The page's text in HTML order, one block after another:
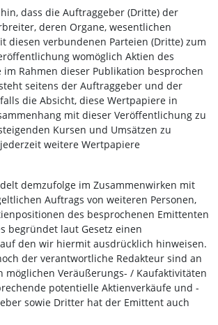
dass die Auftraggeber (Dritte) der
deren Organe, wesentlichen
diesen verbundenen Parteien (Dritte) zum
womöglich Aktien des
im Rahmen dieser Publikation besprochen
seitens der Auftraggeber und der
die Absicht, diese Wertpapiere in
mit dieser Veröffentlichung zu
Kursen und Umsätzen zu
weitere Wertpapiere
demzufolge im Zusammenwirken mit
Auftrags von weiteren Personen,
des besprochenen Emittenten
begründet laut Gesetz einen
den wir hiermit ausdrücklich hinweisen.
der verantwortliche Redakteur sind an
möglichen Veräußerungs- / Kaufaktivitäten
potentielle Aktienverkäufe und -
sowie Dritter hat der Emittent auch